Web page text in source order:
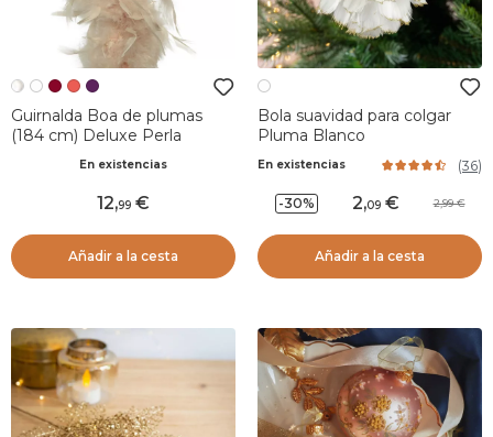
Guirnalda Boa de plumas
(184 cm) Deluxe Perla
En existencias
12,99
Añadir a la cesta
Bola suavidad para colgar
Pluma Blanco
En existencias (36)
-30% 2,09 2,99
Añadir a la cesta